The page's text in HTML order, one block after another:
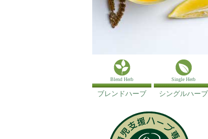
Blend Herb
ブレンドハーブ
Single Herb
シングルハーブ